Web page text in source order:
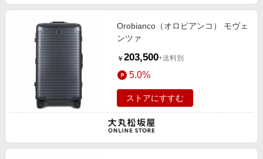
Orobianco（オロビアンコ） モヴェ
ンツァ
￥ 203,500+送料別
5.0%
ストアにすすむ